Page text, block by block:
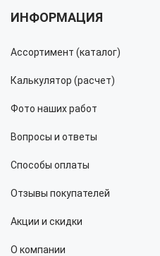
ИНФОРМАЦИЯ
Ассортимент (каталог)
Калькулятор (расчет)
Фото наших работ
Вопросы и ответы
Способы оплаты
Отзывы покупателей
Акции и скидки
О компании